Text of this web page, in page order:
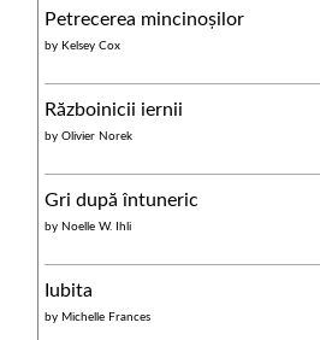
Petrecerea mincinoșilor
by Kelsey Cox
Războinicii iernii
byOlivier Norek
Gri după întuneric
by Noelle W. Ihli
Iubita
by Michelle Frances